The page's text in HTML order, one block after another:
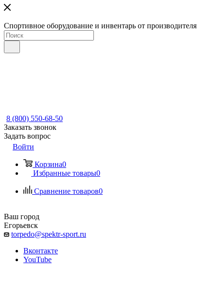
Спортивное оборудование и инвентарь от производителя
8 (800) 550-68-50
Заказать звонок
Задать вопрос
Войти
Корзина0
Избранные товары0
Сравнение товаров0
Ваш город
Егорьевск
torpedo@spektr-sport.ru
Вконтакте
YouTube